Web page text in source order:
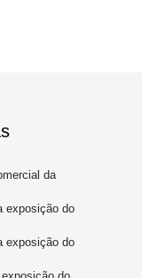
da
exposição do
exposição do